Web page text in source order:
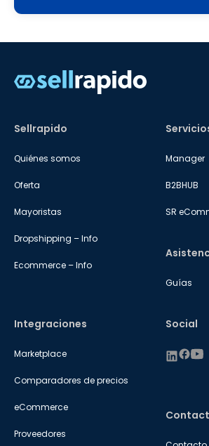
Sellrapido
Quiénes somos
Oferta
Mayoristas
Dropshipping – Info
Ecommerce – Info
Manager
B2BHUB
SR
Integraciones
Marketplace
Comparadores de precios
eCommerce
Proveedores
Guías
Social